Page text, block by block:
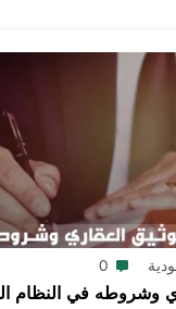
0
وشروطه في النظام